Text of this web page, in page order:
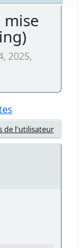
mise
2025,
de l'utilisateur